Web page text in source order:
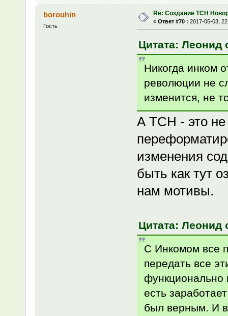
borouhin
Гость
Re: Создание ТСН
« Ответ #70 : 2017-05-03,
Цитата: Леонид
Никогда инком
революции не
изменится, не
А ТСН - это не
изменения
быть как тут
нам мотивы.
Цитата: Леонид
С Инкомом все
передать все
функционально
есть
был верным. И